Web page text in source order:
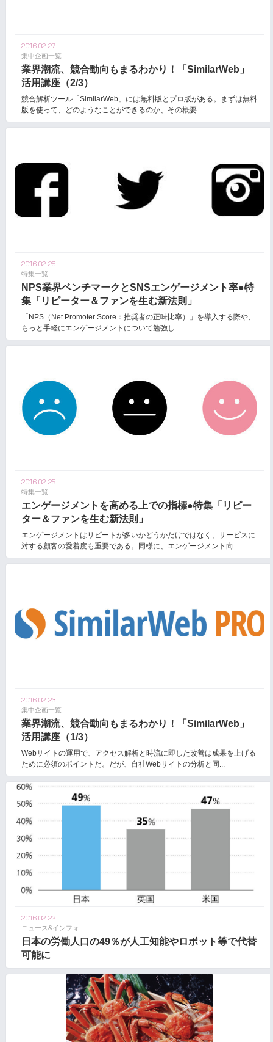
2016.02.27
集中企画一覧
業界潮流、競合動向もまるわかり！「SimilarWeb」
活用講座（2/3）
競合解析ツール「SimilarWeb」には無料版とプロ版がある。まずは無料
版を使って、どのようなことができるのか、その概要...
2016.02.26
特集一覧
NPS業界ベンチマークとSNSエンゲージメント率●特
集「リピーター＆ファンを生む新法則」
「NPS（Net Promoter Score：推奨者の正味比率）」を導入する際や、
もっと手軽にエンゲージメントについて勉強し...
2016.02.25
特集一覧
エンゲージメントを高める上での指標●特集「リピー
ター＆ファンを生む新法則」
エンゲージメントはリピートが多いかどうかだけではなく、サービスに
対する顧客の愛着度も重要である。同様に、エンゲージメント向...
2016.02.23
集中企画一覧
業界潮流、競合動向もまるわかり！「SimilarWeb」
活用講座（1/3）
Webサイトの運用で、アクセス解析と時流に即した改善は成果を上げる
ために必須のポイントだ。だが、自社Webサイトの分析と同...
2016.02.22
ニュース&インフォ
日本の労働人口の49％が人工知能やロボット等で代替
可能に